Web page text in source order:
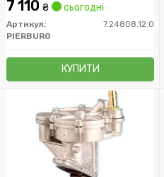
7 110 ₴ сьогодні
Артикул:
7.24808.12.0
PIERBURG
КУПИТИ